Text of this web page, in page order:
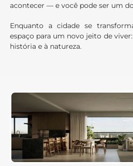
acontecer — e você pode ser um
Enquanto a cidade se
espaço para um novo jeito de
história e à natureza.